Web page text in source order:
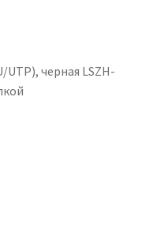
UTP), черная LSZH-